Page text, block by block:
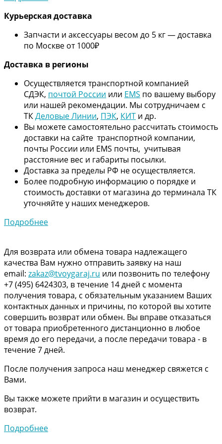
Курьерская доставка
Запчасти и аксессуары весом до 5 кг — доставка
по Москве от 1000₽
Доставка в регионы
Осуществляется транспортной компанией
СДЭК, почтой России или EMS по вашему выбору
или нашей рекомендации. Мы сотрудничаем с
ТКДеловые Линии, ПЭК, КИТ и др.
Вы можете самостоятельно рассчитать стоимость
доставки на сайте транспортной компании,
почты России или EMS почты, учитывая
расстояние вес и габариты посылки.
Доставка за пределы РФ не осуществляется.
Более подробную информацию о порядке и
стоимость доставки от магазина до терминала ТК
уточняйте у наших менеджеров.
Подробнее
Для возврата или обмена товара надлежащего
качества Вам нужно отправить заявку на наш
email: zakaz@tvoygaraj.ru или позвонить по телефону
+7 (495) 6424303, в течение 14 дней с момента
получения товара, с обязательным указанием Ваших
контактных данных и причины, по которой вы хотите
совершить возврат или обмен. Вы вправе отказаться
от товара приобретенного дистанционно в любое
время до его передачи, а после передачи товара - в
течение 7 дней.
После получения запроса наш менеджер свяжется с
Вами.
Вы также можете прийти в магазин и осуществить
возврат.
Подробнее